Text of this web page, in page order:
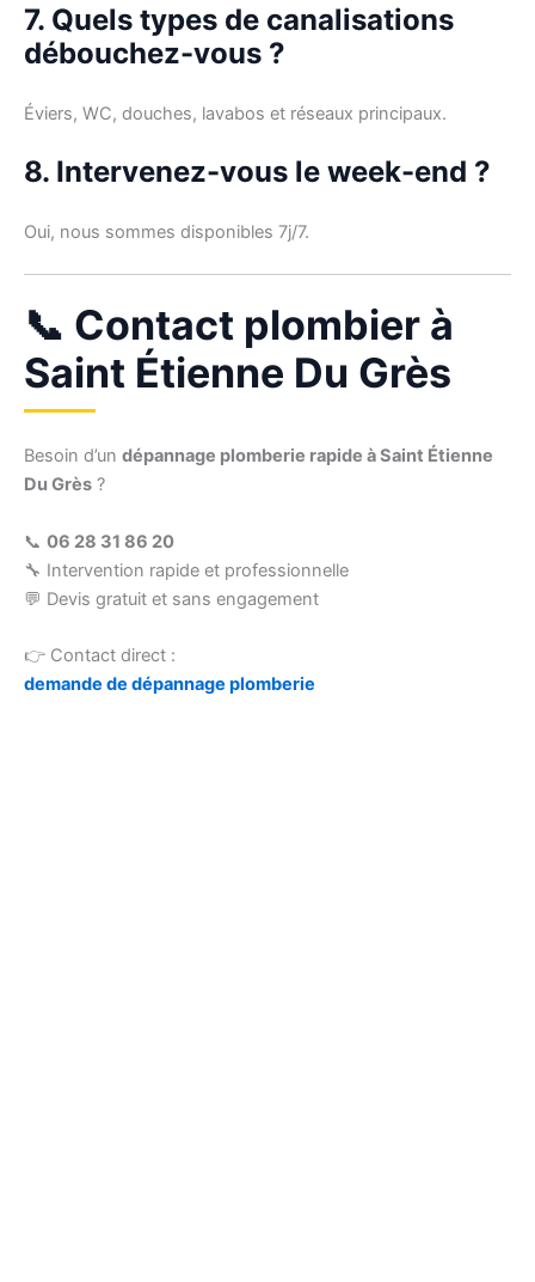
7. Quels types de canalisations
débouchez-vous ?
Éviers, WC, douches, lavabos et réseaux principaux.
8. Intervenez-vous le week-end ?
Oui, nous sommes disponibles 7j/7.
📞 Contact plombier à
Saint Étienne Du Grès
Besoin d’un dépannage plomberie rapide à Saint Étienne
Du Grès ?
📞 06 28 31 86 20
🔧 Intervention rapide et professionnelle
💬 Devis gratuit et sans engagement
👉 Contact direct :
demande de dépannage plomberie